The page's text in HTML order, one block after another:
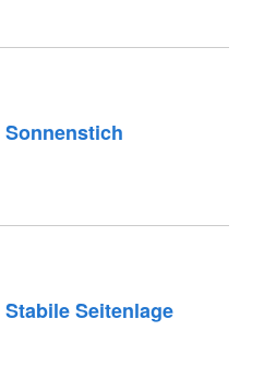
Sonnenstich
Stabile Seitenlage